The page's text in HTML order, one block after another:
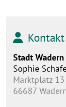
Kontakt
Stadt
Sophie
Marktplatz 13
66687